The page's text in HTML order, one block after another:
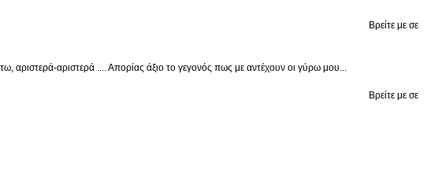
Βρείτε με σε
αριστερά .... Απορίας άξιο το γεγονός πως με αντέχουν οι γύρω μου...
Βρείτε με σε